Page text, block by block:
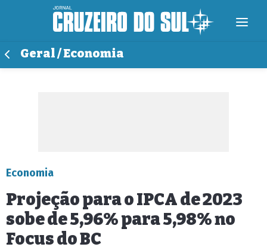
Geral / Economia
Economia
Projeção para o IPCA de 2023
sobe de 5,96% para 5,98% no
Focus do BC